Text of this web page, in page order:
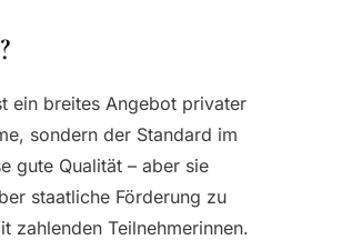
ein breites Angebot privater
sondern der Standard im
gute Qualität – aber sie
staatliche Förderung zu
zahlenden Teilnehmerinnen.